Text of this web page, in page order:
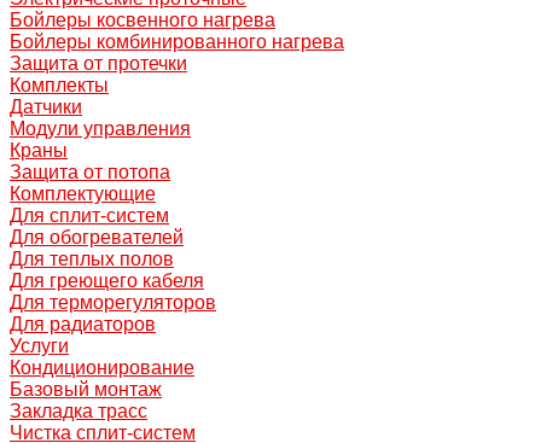
Бойлеры косвенного нагрева
Бойлеры комбинированного нагрева
Защита от протечки
Комплекты
Датчики
Модули управления
Краны
Защита от потопа
Комплектующие
Для сплит-систем
Для обогревателей
Для теплых полов
Для греющего кабеля
Для терморегуляторов
Для радиаторов
Услуги
Кондиционирование
Базовый монтаж
Закладка трасс
Чистка сплит-систем